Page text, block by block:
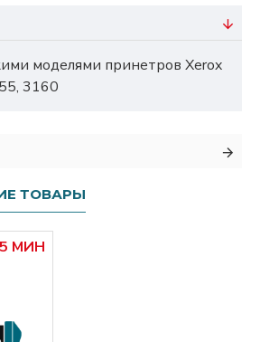
моделями принетров Xerox
3160
ТОВАРЫ
МИН